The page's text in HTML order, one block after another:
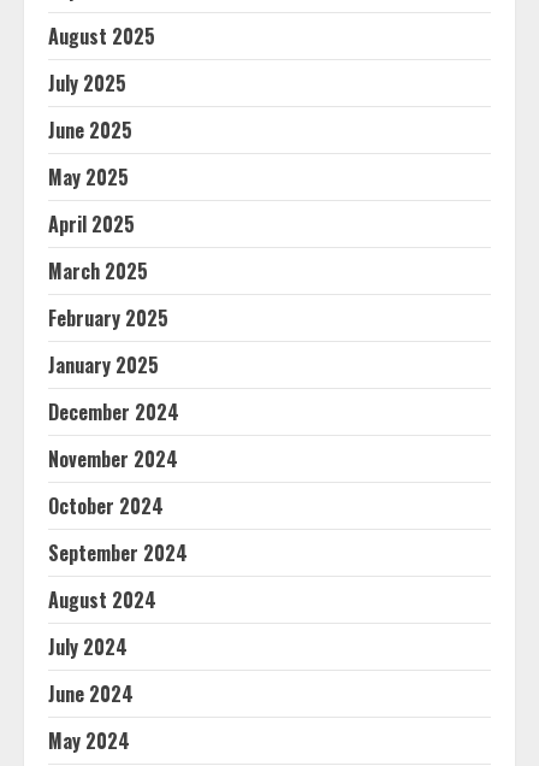
August 2025
July 2025
June 2025
May 2025
April 2025
March 2025
February 2025
January 2025
December 2024
November 2024
October 2024
September 2024
August 2024
July 2024
June 2024
May 2024